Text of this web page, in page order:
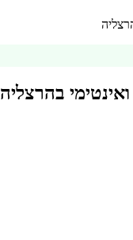
בהרצליה